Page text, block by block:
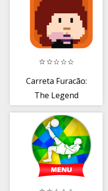
Carreta Furacão:
The Legend